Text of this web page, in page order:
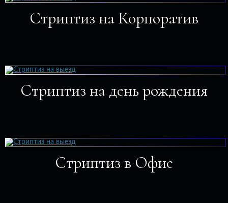
Стриптиз на Корпоратив
Стриптиз на день рождения
Стриптиз в Офис